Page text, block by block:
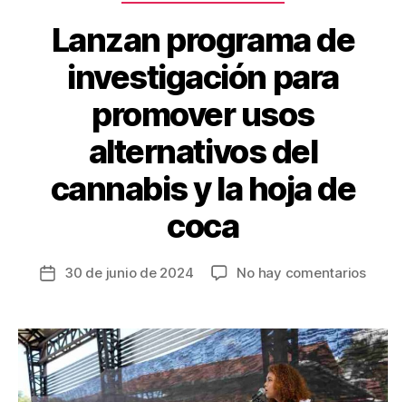
Lanzan programa de
investigación para
promover usos
alternativos del
cannabis y la hoja de
coca
Fecha
entrada
30 de junio de 2024 No hay comentariosen
de
para